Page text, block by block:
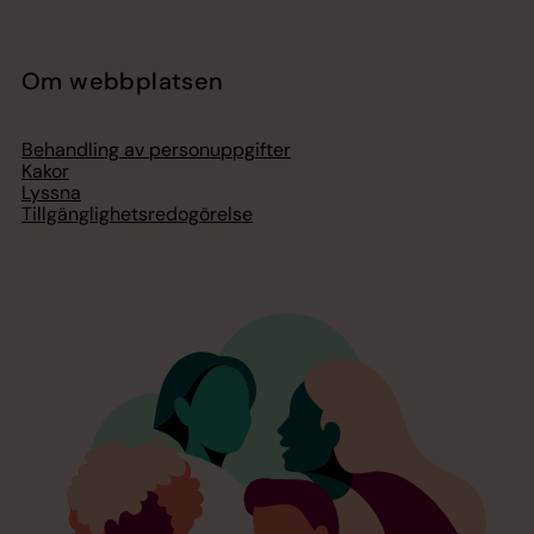
Om webbplatsen
Behandling av personuppgifter
Kakor
Lyssna
Tillgänglighetsredogörelse